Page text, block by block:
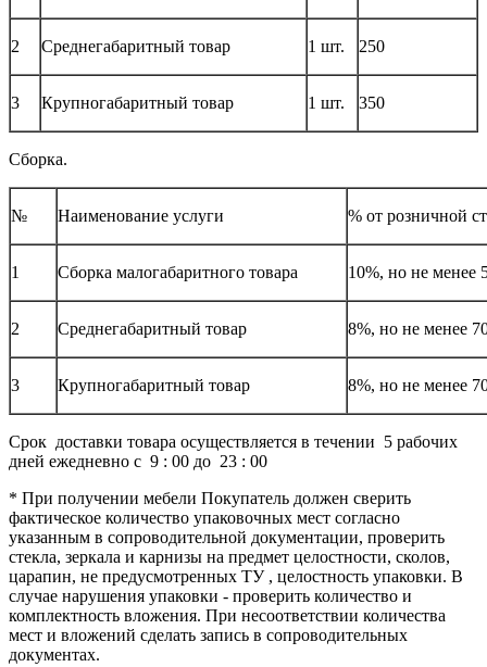
2 Среднегабаритный товар 1 шт. 250
3 Крупногабаритный товар 1 шт. 350
Сборка.
№ Наименование услуги % от розничной
1 Сборка малогабаритного товара 10%, но не менее
2 Среднегабаритный товар 8%, но не менее
3 Крупногабаритный товар 8%, но не менее
Срок доставки товара осуществляется в течении 5 рабочих
дней ежедневно с 9 : 00 до 23 : 00
* При получении мебели Покупатель должен сверить
фактическое количество упаковочных мест согласно
указанным в сопроводительной документации, проверить
стекла, зеркала и карнизы на предмет целостности, сколов,
царапин, не предусмотренных ТУ , целостность упаковки. В
случае нарушения упаковки - проверить количество и
комплектность вложения. При несоответствии количества
мест и вложений сделать запись в сопроводительных
документах.